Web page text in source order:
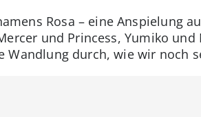
Rosa – eine Anspielung
und Princess, Yumiko und
Wandlung durch, wie wir noch